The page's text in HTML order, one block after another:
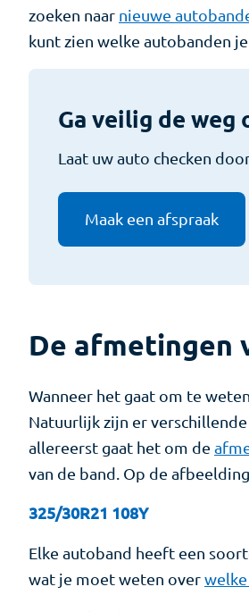
zoeken naar nieuwe
kunt zien welke autobanden
Ga veilig de weg
Laat uw auto checken
Maak een afspraak
De afmetingen
Wanneer het gaat om te
Natuurlijk zijn er
allereerst gaat het om de
van de band. Op de
325/30R21 108Y
Elke autoband heeft een
wat je moet weten over